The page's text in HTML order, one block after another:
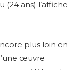
(24 ans) l’affiche
plus loin en
œuvre